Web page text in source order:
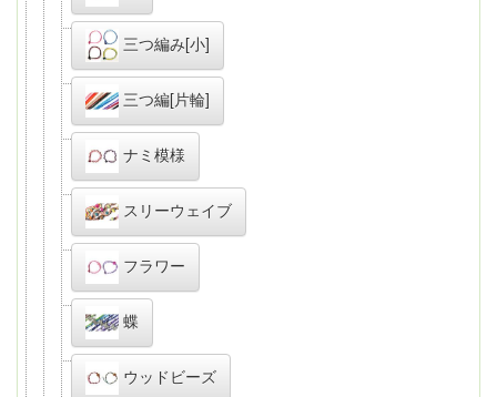
三つ編み[小]
三つ編[片輪]
ナミ模様
スリーウェイブ
フラワー
蝶
ウッドビーズ